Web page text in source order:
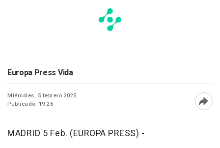
Europa Press Vida
Miércoles, 5 febrero 2025
Publicado: 19:26
MADRID 5 Feb. (EUROPA PRESS) -